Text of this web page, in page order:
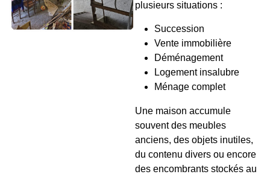
plusieurs situations :
Succession
Vente immobilière
Déménagement
Logement insalubre
Ménage complet
Une maison accumule
souvent des meubles
anciens, des objets inutiles,
du contenu divers ou encore
des encombrants stockés au